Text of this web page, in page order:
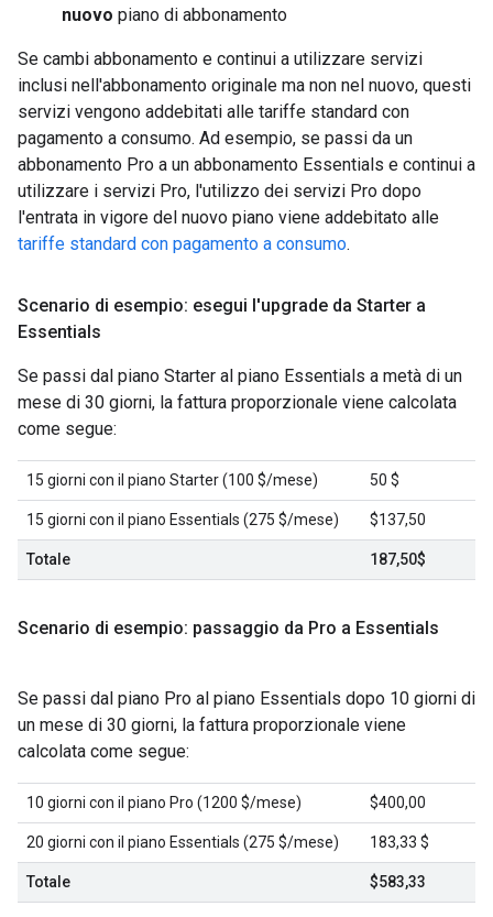
nuovo piano di abbonamento
Se cambi abbonamento e continui a utilizzare servizi
inclusi nell'abbonamento originale ma non nel nuovo, questi
servizi vengono addebitati alle tariffe standard con
pagamento a consumo. Ad esempio, se passi da un
abbonamento Pro a un abbonamento Essentials e continui a
utilizzare i servizi Pro, l'utilizzo dei servizi Pro dopo
l'entrata in vigore del nuovo piano viene addebitato alle
tariffe standard con pagamento a consumo.
Scenario di esempio: esegui l'upgrade da Starter a
Essentials
Se passi dal piano Starter al piano Essentials a metà di un
mese di 30 giorni, la fattura proporzionale viene calcolata
come segue:
15 giorni con il piano Starter (100 $/mese) 50 $
15 giorni con il piano Essentials (275 $/mese) $137,50
Totale 187,50$
Scenario di esempio: passaggio da Pro a Essentials
Se passi dal piano Pro al piano Essentials dopo 10 giorni di
un mese di 30 giorni, la fattura proporzionale viene
calcolata come segue:
10 giorni con il piano Pro (1200 $/mese) $400,00
20 giorni con il piano Essentials (275 $/mese) 183,33 $
Totale $583,33